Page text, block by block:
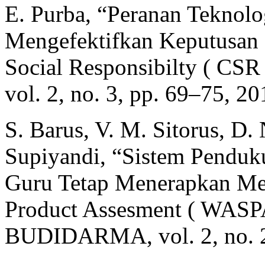
E. Purba, “Peranan
Mengefektifkan Keputusan
Social Responsibilty (
vol. 2, no. 3, pp. 69–75,
S. Barus, V. M. Sitorus,
Supiyandi, “Sistem
Guru Tetap Menerapkan
Product Assesment (
BUDIDARMA, vol. 2, no.